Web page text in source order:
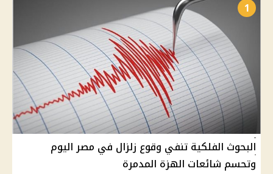
1
البحوث الفلكية تنفي وقوع زلزال في مصر اليوم
وتحسم شائعات الهزة المدمرة